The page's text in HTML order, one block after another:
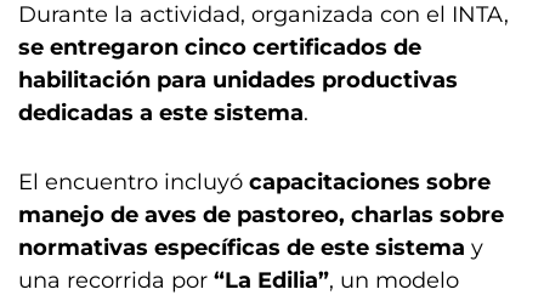
Durante la actividad, organizada con el INTA,
se entregaron cinco certificados de
habilitación para unidades productivas
dedicadas a este sistema.
El encuentro incluyó capacitaciones sobre
manejo de aves de pastoreo, charlas sobre
normativas específicas de este sistema y
una recorrida por “La Edilia”, un modelo